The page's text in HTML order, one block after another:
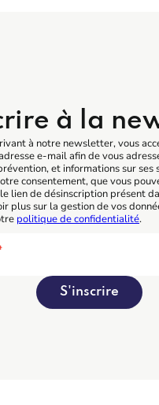
à la
à notre newsletter, vous
e-mail afin de vous
et informations sur ses
consentement, que vous
lien de désinscription présent
plus sur la gestion de vos
politique de confidentialité.
S'inscrire